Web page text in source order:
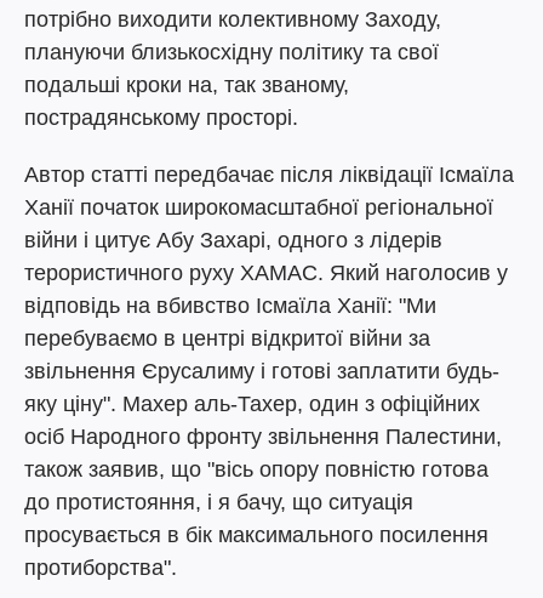
потрібно виходити колективному Заходу,
плануючи близькосхідну політику та свої
подальші кроки на, так званому,
пострадянському просторі.
Автор статті передбачає після ліквідації Ісмаїла
Ханії початок широкомасштабної регіональної
війни і цитує Абу Захарі, одного з лідерів
терористичного руху ХАМАС. Який наголосив у
відповідь на вбивство Ісмаїла Ханії: "Ми
перебуваємо в центрі відкритої війни за
звільнення Єрусалиму і готові заплатити будь-
яку ціну". Махер аль-Тахер, один з офіційних
осіб Народного фронту звільнення Палестини,
також заявив, що "вісь опору повністю готова
до протистояння, і я бачу, що ситуація
просувається в бік максимального посилення
протиборства".